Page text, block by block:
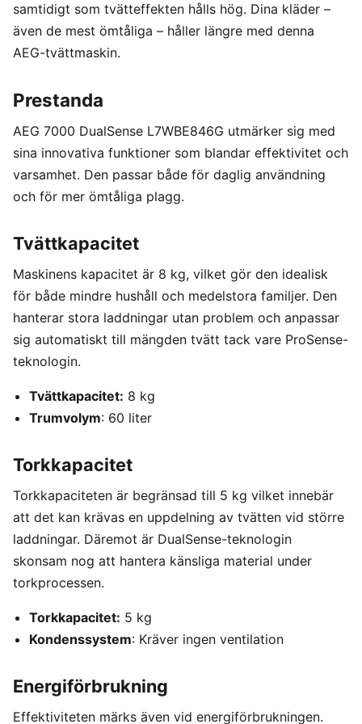
samtidigt som tvätteffekten hålls hög. Dina kläder –
även de mest ömtåliga – håller längre med denna
AEG-tvättmaskin.
Prestanda
AEG 7000 DualSense L7WBE846G utmärker sig med
sina innovativa funktioner som blandar effektivitet och
varsamhet. Den passar både för daglig användning
och för mer ömtåliga plagg.
Tvättkapacitet
Maskinens kapacitet är 8 kg, vilket gör den idealisk
för både mindre hushåll och medelstora familjer. Den
hanterar stora laddningar utan problem och anpassar
sig automatiskt till mängden tvätt tack vare ProSense-
teknologin.
Tvättkapacitet: 8 kg
Trumvolym: 60 liter
Torkkapacitet
Torkkapaciteten är begränsad till 5 kg vilket innebär
att det kan krävas en uppdelning av tvätten vid större
laddningar. Däremot är DualSense-teknologin
skonsam nog att hantera känsliga material under
torkprocessen.
Torkkapacitet: 5 kg
Kondenssystem: Kräver ingen ventilation
Energiförbrukning
Effektiviteten märks även vid energiförbrukningen.